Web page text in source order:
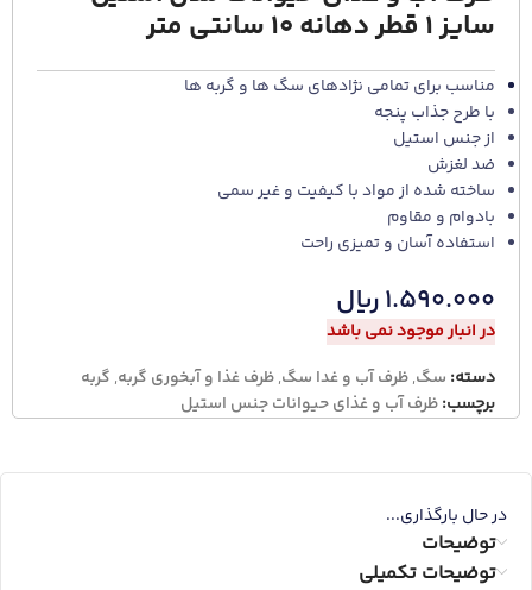
سايز 1 قطر دهانه 10 سانتي متر
مناسب برای تمامی نژادهای سگ ها و گربه ها
با طرح جذاب پنجه
از جنس استیل
ضد لغزش
ساخته شده از مواد با کیفیت و غیر سمی
بادوام و مقاوم
استفاده آسان و تمیزی راحت
۱.۵۹۰.۰۰۰ریال
در انبار موجود نمی باشد
دسته: سگ,ظرف آب و غدا سگ,ظرف غذا و آبخوری گربه, گربه
برچسب:ظرف آب و غذای حیوانات جنس استیل
در حال بارگذاری...
توضیحات
توضیحات تکمیلی